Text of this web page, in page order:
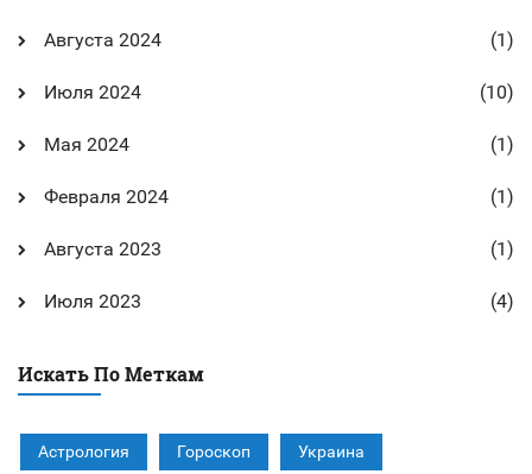
Августа 2024 (1)
Июля 2024 (10)
Мая 2024 (1)
Февраля 2024 (1)
Августа 2023 (1)
Июля 2023 (4)
Искать По Меткам
Астрология Гороскоп Украина